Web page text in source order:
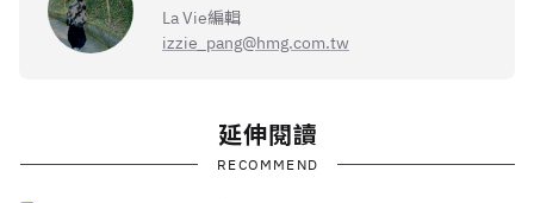
La Vie編輯
izzie_pang@hmg.com.tw
延伸閱讀
RECOMMEND